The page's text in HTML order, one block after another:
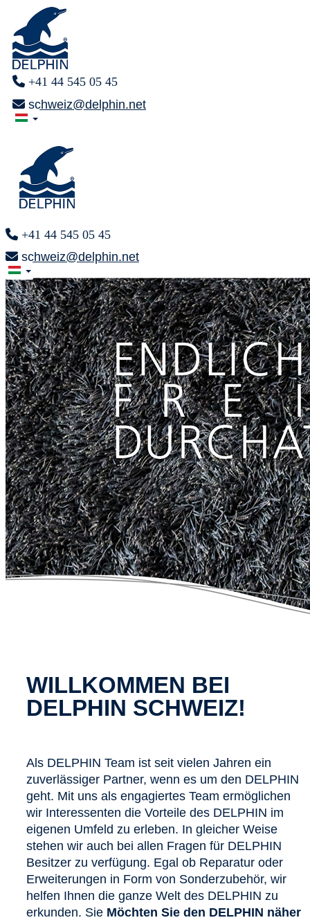
+41 44 545 05 45
schweiz@delphin.net
+41 44 545 05 45
schweiz@delphin.net
WILLKOMMEN BEI
DELPHIN SCHWEIZ!
Als DELPHIN Team ist seit vielen Jahren ein
zuverlässiger Partner, wenn es um den DELPHIN
geht. Mit uns als engagiertes Team ermöglichen
wir Interessenten die Vorteile des DELPHIN im
eigenen Umfeld zu erleben. In gleicher Weise
stehen wir auch bei allen Fragen für DELPHIN
Besitzer zu verfügung. Egal ob Reparatur oder
Erweiterungen in Form von Sonderzubehör, wir
helfen Ihnen die ganze Welt des DELPHIN zu
erkunden. Sie Möchten Sie den DELPHIN näher